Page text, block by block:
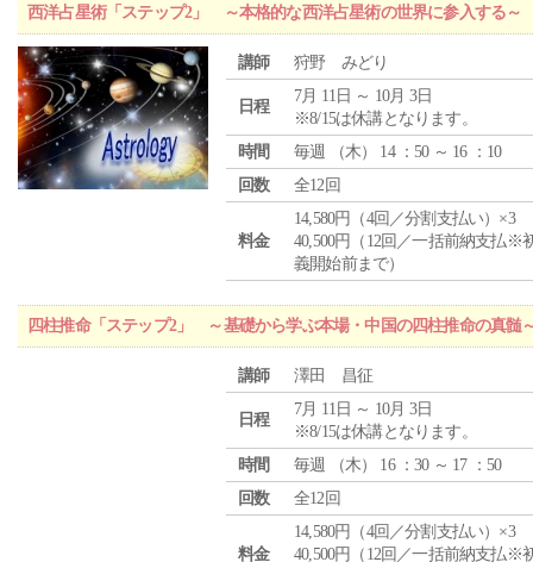
西洋占星術「ステップ2」 ～本格的な西洋占星術の世界に参入する～
講師 狩野 みどり
日程
7月 11日 ～ 10月 3日
※8/15は休講となります。
時間
毎週 （木） 14 ：50 ～ 16 ：10
回数
全12回
料金
14,580円（4回／分割支払い）×3
40,500円（12回／一括前納支払※
義開始前まで）
四柱推命「ステップ2」 ～基礎から学ぶ本場・中国の四柱推命の真髄
講師 澤田 昌征
日程
7月 11日 ～ 10月 3日
※8/15は休講となります。
時間
毎週 （木） 16 ：30 ～ 17 ：50
回数
全12回
料金
14,580円（4回／分割支払い）×3
40,500円（12回／一括前納支払※